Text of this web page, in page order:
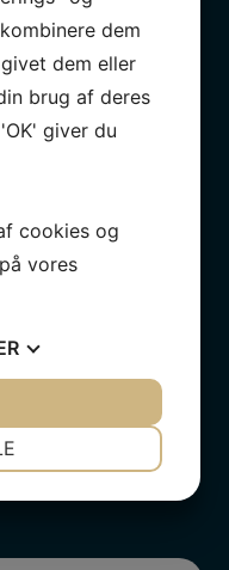
tegne en fast
mange
den
undvære din
dem
dem eller
brug af deres
giver du
cookies og
vores